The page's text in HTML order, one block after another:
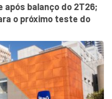
após balanço do 2T26;
o próximo teste do